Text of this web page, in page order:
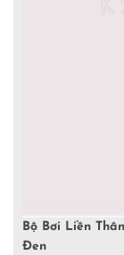
Bộ Bơi Liền
Đen